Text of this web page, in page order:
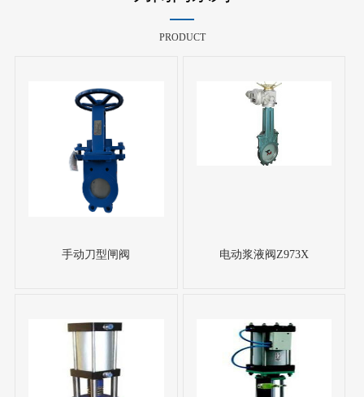
PRODUCT
手动刀型闸阀 电动浆液阀Z973X